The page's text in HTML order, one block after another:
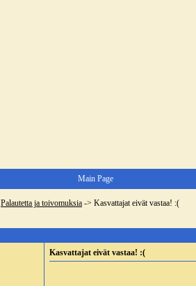
Main Page
Palautetta ja toivomuksia -> Kasvattajat eivät vastaa! :(
Kasvattajat eivät vastaa! :(